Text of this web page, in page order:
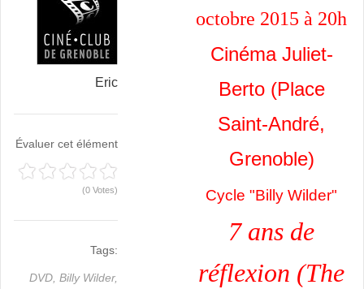
Eric
Évaluer cet élément
(0 Votes)
Tags:
DVD, Billy Wilder,
octobre 2015 à 20h
Cinéma Juliet-
Berto (Place
Saint-André,
Grenoble)
Cycle "Billy Wilder"
7 ans de
réflexion (The